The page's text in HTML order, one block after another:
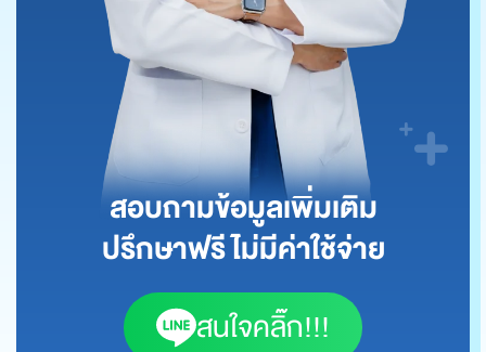
สอบถามข้อมูลเพิ่มเติม
ปรึกษาฟรี ไม่มีค่าใช้จ่าย
สนใจคลิ๊ก!!!